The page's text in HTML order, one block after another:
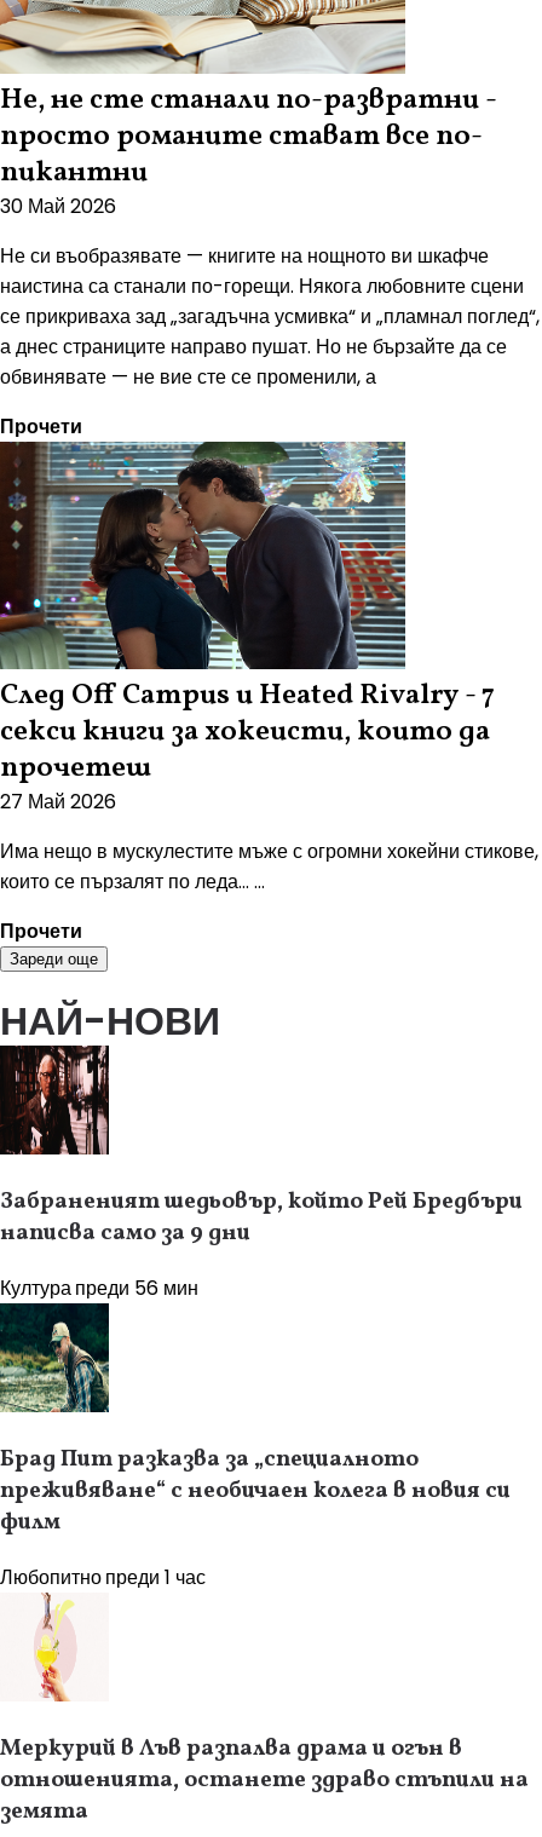
Не, не сте станали по-развратни -
просто романите стават все по-
пикантни
30 Май 2026
Не си въобразявате — книгите на нощното ви шкафче
наистина са станали по-горещи. Някога любовните сцени
се прикриваха зад „загадъчна усмивка“ и „пламнал поглед“,
а днес страниците направо пушат. Но не бързайте да се
обвинявате — не вие сте се променили, а
Прочети
След Off Campus и Heated Rivalry - 7
секси книги за хокеисти, които да
прочетеш
27 Май 2026
Има нещо в мускулестите мъже с огромни хокейни стикове,
които се пързалят по леда... ...
Прочети
Зареди още
НАЙ-НОВИ
Забраненият шедьовър, който Рей Бредбъри
написва само за 9 дни
Културапреди 56 мин
Брад Пит разказва за „специалното
преживяване“ с необичаен колега в новия си
филм
Любопитнопреди 1 час
Меркурий в Лъв разпалва драма и огън в
отношенията, останете здраво стъпили на
земята